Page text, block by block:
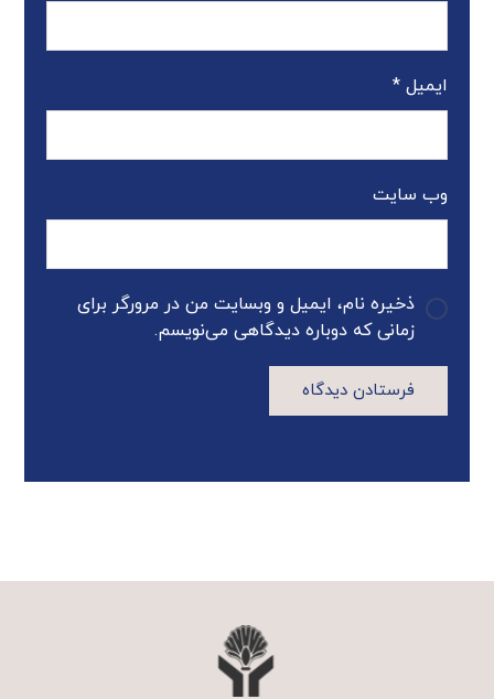
ایمیل*
وب‌ سایت
ذخیره نام، ایمیل و وبسایت من در مرورگر برای
زمانی که دوباره دیدگاهی می‌نویسم.
فرستادن دیدگاه